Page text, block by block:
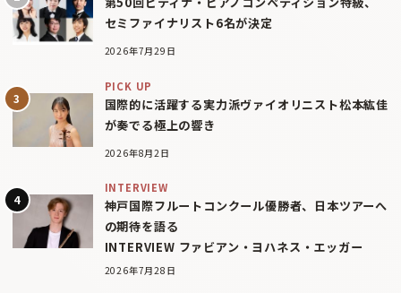
セミファイナリスト6名が決定
2026年7月29日
PICK UP
国際的に活躍する実力派ヴァイオリニスト松本紘佳
が奏でる極上の響き
2026年8月2日
INTERVIEW
神戸国際フルートコンクール優勝者、日本ツアーへ
の期待を語る
INTERVIEW ファビアン・ヨハネス・エッガー
2026年7月28日